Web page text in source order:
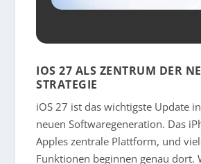
IOS 27 ALS ZENTRUM DER
STRATEGIE
iOS 27 ist das wichtigste Update
neuen Softwaregeneration. Das
Apples zentrale Plattform, und
Funktionen beginnen genau dort.